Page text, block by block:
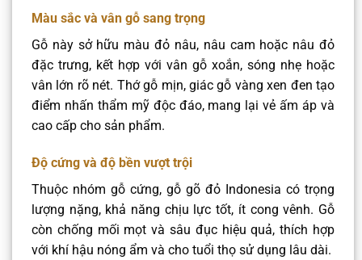
Màu sắc và vân gỗ sang trọng
Gỗ này sở hữu màu đỏ nâu, nâu cam hoặc nâu đỏ
đặc trưng, kết hợp với vân gỗ xoắn, sóng nhẹ hoặc
vân lớn rõ nét. Thớ gỗ mịn, giác gỗ vàng xen đen tạo
điểm nhấn thẩm mỹ độc đáo, mang lại vẻ ấm áp và
cao cấp cho sản phẩm.
Độ cứng và độ bền vượt trội
Thuộc nhóm gỗ cứng, gỗ gõ đỏ Indonesia có trọng
lượng nặng, khả năng chịu lực tốt, ít cong vênh. Gỗ
còn chống mối mọt và sâu đục hiệu quả, thích hợp
với khí hậu nóng ẩm và cho tuổi thọ sử dụng lâu dài.